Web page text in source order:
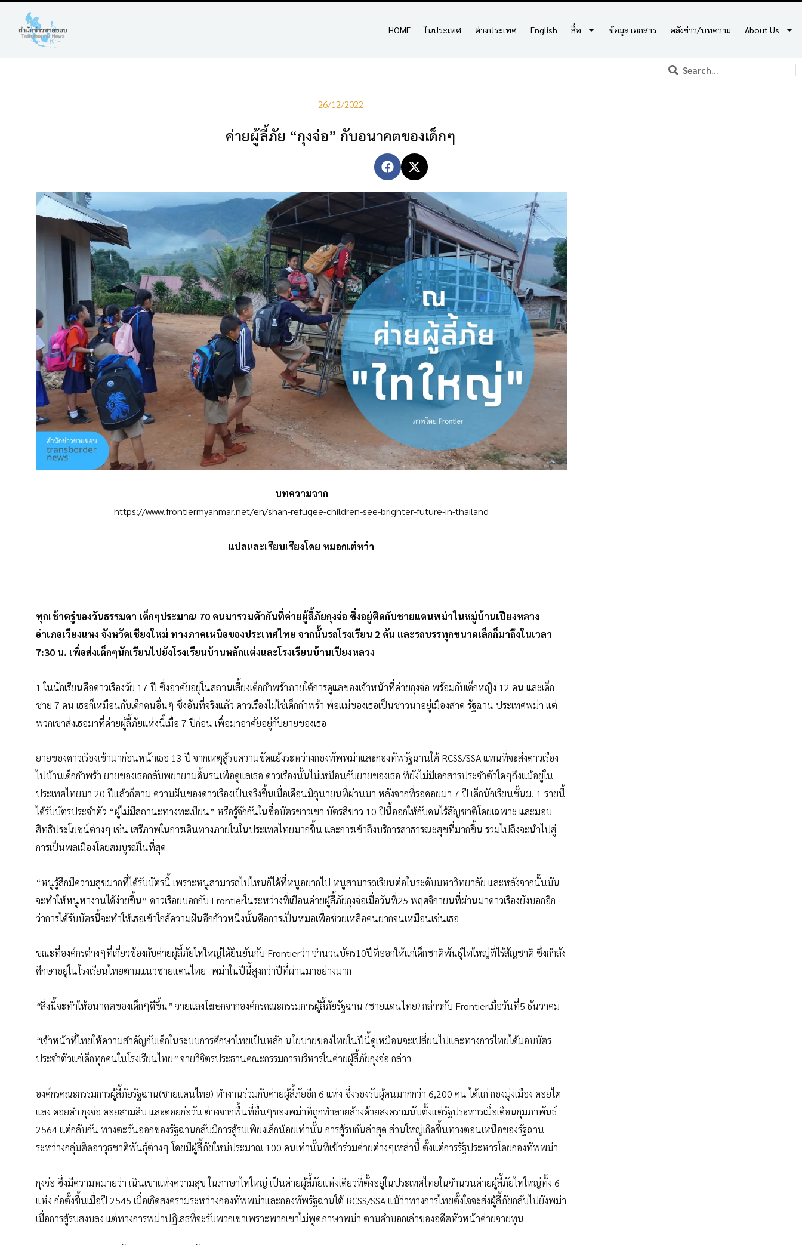
HOME ในประเทศ ต่างประเทศ English สื่อ ข้อมูล เอกสาร คลังข่าว/บทความ About Us
26/12/2022
ค่ายผู้ลี้ภัย “กุงจ่อ” กับอนาคตของเด็กๆ
บทความจาก
https://www.frontiermyanmar.net/en/shan-refugee-children-see-brighter-future-in-thailand
แปลและเรียบเรียงโดย หมอกเต่หว่า
———-
ทุกเช้าตรู่ของวันธรรมดา เด็กๆประมาณ 70 คนมารวมตัวกันที่ค่ายผู้ลี้ภัยกุงจ่อ ซึ่งอยู่ติดกับชายแดนพม่าในหมู่บ้านเปียงหลวง
อำเภอเวียงแหง จังหวัดเชียงใหม่ ทางภาคเหนือของประเทศไทย จากนั้นรถโรงเรียน 2 คัน และรถบรรทุกขนาดเล็กก็มาถึงในเวลา
7:30 น. เพื่อส่งเด็กๆนักเรียนไปยังโรงเรียนบ้านหลักแต่งและโรงเรียนบ้านเปียงหลวง
1 ในนักเรียนคือดาวเรืองวัย 17 ปี ซึ่งอาศัยอยู่ในสถานเลี้ยงเด็กกำพร้าภายใต้การดูแลของเจ้าหน้าที่ค่ายกุงจ่อ พร้อมกับเด็กหญิง 12 คน และเด็ก
ชาย 7 คน เธอก็เหมือนกับเด็กคนอื่นๆ ซึ่งอันที่จริงแล้ว ดาวเรืองไม่ใช่เด็กกำพร้า พ่อแม่ของเธอเป็นชาวนาอยู่เมืองสาด รัฐฉาน ประเทศพม่า แต่
พวกเขาส่งเธอมาที่ค่ายผู้ลี้ภัยแห่งนี้เมื่อ 7 ปีก่อน เพื่อมาอาศัยอยู่กับยายของเธอ
ยายของดาวเรืองเข้ามาก่อนหน้าเธอ 13 ปี จากเหตุสู้รบความขัดแย้งระหว่างกองทัพพม่าและกองทัพรัฐฉานใต้ RCSS/SSA แทนที่จะส่งดาวเรือง
ไปบ้านเด็กกำพร้า ยายของเธอกลับพยายามดิ้นรนเพื่อดูแลเธอ ดาวเรืองนั้นไม่เหมือนกับยายของเธอ ที่ยังไม่มีเอกสารประจำตัวใดๆถึงแม้อยู่ใน
ประเทศไทยมา 20 ปีแล้วก็ตาม ความฝันของดาวเรืองเป็นจริงขึ้นเมื่อเดือนมิถุนายนที่ผ่านมา หลังจากที่รอคอยมา 7 ปี เด็กนักเรียนชั้นม. 1 รายนี้
ได้รับบัตรประจำตัว “ผู้ไม่มีสถานะทางทะเบียน” หรือรู้จักกันในชื่อบัตรชาวเขา บัตรสีขาว 10 ปีนี้ออกให้กับคนไร้สัญชาติโดยเฉพาะ และมอบ
สิทธิประโยชน์ต่างๆ เช่น เสรีภาพในการเดินทางภายในในประเทศไทยมากขึ้น และการเข้าถึงบริการสาธารณะสุขที่มากขึ้น รวมไปถึงจะนำไปสู่
การเป็นพลเมืองโดยสมบูรณ์ในที่สุด
“หนูรู้สึกมีความสุขมากที่ได้รับบัตรนี้ เพราะหนูสามารถไปไหนก็ได้ที่หนูอยากไป หนูสามารถเรียนต่อในระดับมหาวิทยาลัย และหลังจากนั้นมัน
จะทำให้หนูหางานได้ง่ายขึ้น” ดาวเรือยบอกกับ Frontierในระหว่างที่เยือนค่ายผู้ลี้ภัยกุงจ่อเมื่อวันที่25พฤศจิกายนที่ผ่านมาดาวเรืองยังบอกอีก
ว่าการได้รับบัตรนี้จะทำให้เธอเข้าใกล้ความฝันอีกก้าวหนึ่งนั้นคือการเป็นหมอเพื่อช่วยเหลือคนยากจนเหมือนเช่นเธอ
ขณะที่องค์กรต่างๆที่เกี่ยวข้องกับค่ายผู้ลี้ภัยไทใหญ่ได้ยืนยันกับ Frontierว่า จำนวนบัตร10ปีที่ออกให้แก่เด็กชาติพันธุ์ไทใหญ่ที่ไร้สัญชาติ ซึ่งกำลัง
ศึกษาอยู่ในโรงเรียนไทยตามแนวชายแดนไทย–พม่าในปีนี้สูงกว่าปีที่ผ่านมาอย่างมาก
“สิ่งนี้จะทำให้อนาคตของเด็กๆดีขึ้น”จายแลงโฆษกจากองค์กรคณะกรรมการผู้ลี้ภัยรัฐฉาน (ชายแดนไทย)กล่าวกับ Frontierเมื่อวันที่5 ธันวาคม
“เจ้าหน้าที่ไทยให้ความสำคัญกับเด็กในระบบการศึกษาไทยเป็นหลัก นโยบายของไทยในปีนี้ดูเหมือนจะเปลี่ยนไปและทางการไทยได้มอบบัตร
ประจำตัวแก่เด็กทุกคนในโรงเรียนไทย”จายวิจิตรประธานคณะกรรมการบริหารในค่ายผู้ลี้ภัยกุงจ่อ กล่าว
องค์กรคณะกรรมการผู้ลี้ภัยรัฐฉาน(ชายแดนไทย) ทำงานร่วมกับค่ายผู้ลี้ภัยอีก 6 แห่ง ซึ่งรองรับผู้คนมากกว่า 6,200 คน ได้แก่ กองมู่งเมือง ดอยไต
แลง ดอยดำ กุงจ่อ ดอยสามสิบ และดอยก่อวัน ต่างจากพื้นที่อื่นๆของพม่าที่ถูกทำลายล้างด้วยสงครามนับตั้งแต่รัฐประหารเมื่อเดือนกุมภาพันธ์
2564 แต่กลับกัน ทางตะวันออกของรัฐฉานกลับมีการสู้รบเพียงเล็กน้อยเท่านั้น การสู้รบกันล่าสุด ส่วนใหญ่เกิดขึ้นทางตอนเหนือของรัฐฉาน
ระหว่างกลุ่มติดอาวุธชาติพันธุ์ต่างๆ โดยมีผู้ลี้ภัยใหม่ประมาณ 100 คนเท่านั้นที่เข้าร่วมค่ายต่างๆเหล่านี้ ตั้งแต่การรัฐประหารโดยกองทัพพม่า
กุงจ่อ ซึ่งมีความหมายว่า เนินเขาแห่งความสุข ในภาษาไทใหญ่ เป็นค่ายผู้ลี้ภัยแห่งเดียวที่ตั้งอยู่ในประเทศไทยในจำนวนค่ายผู้ลี้ภัยไทใหญ่ทั้ง 6
แห่ง ก่อตั้งขึ้นเมื่อปี 2545 เมื่อเกิดสงครามระหว่างกองทัพพม่าและกองทัพรัฐฉานใต้ RCSS/SSA แม้ว่าทางการไทยตั้งใจจะส่งผู้ลี้ภัยกลับไปยังพม่า
เมื่อการสู้รบสงบลง แต่ทางการพม่าปฏิเสธที่จะรับพวกเขาเพราะพวกเขาไม่พูดภาษาพม่า ตามคำบอกเล่าของอดีตหัวหน้าค่ายจายทุน